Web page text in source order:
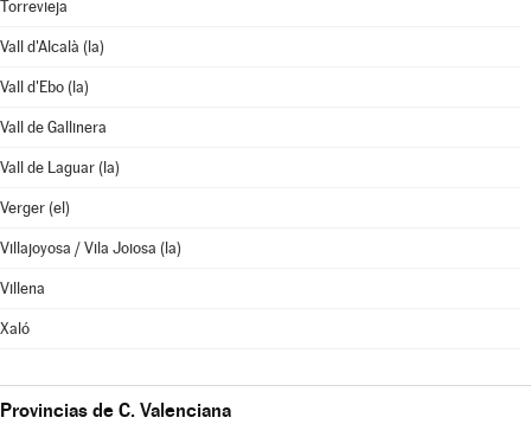
Torrevieja
Vall d'Alcalà (la)
Vall d'Ebo (la)
Vall de Gallinera
Vall de Laguar (la)
Verger (el)
Villajoyosa / Vila Joiosa (la)
Villena
Xaló
Provincias de C. Valenciana